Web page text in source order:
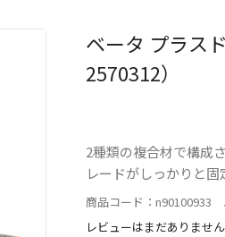
ベータ プラス
2570312）
2種類の複合材で構成
レードがしっかりと固
商品コード：n90100933
レビューはまだありません